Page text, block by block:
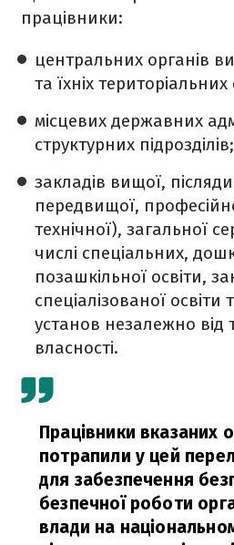
працівники:
центральних органів
та їхніх територіальних
місцевих державних
структурних підрозділів;
закладів вищої,
передвищої,
технічної), загальної
числі спеціальних,
позашкільної освіти,
спеціалізованої освіти
установ незалежно від
власності.
Працівники вказаних
потрапили у цей
для забезпечення
безпечної роботи
влади на